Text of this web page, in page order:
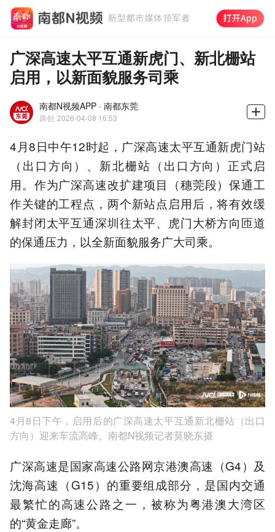
广深高速太平互通新虎门、新北栅站
启用，以新面貌服务司乘
南都N视频APP · 南都东莞
原创 2026-04-08 16:53
4月8日中午12时起，广深高速太平互通新虎门站
（出口方向）、新北栅站（出口方向）正式启
用。作为广深高速改扩建项目（穗莞段）保通工
作关键的工程点，两个新站点启用后，将有效缓
解封闭太平互通深圳往太平、虎门大桥方向匝道
的保通压力，以全新面貌服务广大司乘。
4月8日下午，启用后的广深高速太平互通新北栅站（出口
方向）迎来车流高峰。南都N视频记者莫晓东摄
广深高速是国家高速公路网京港澳高速（G4）及
沈海高速（G15）的重要组成部分，是国内交通
最繁忙的高速公路之一，被称为粤港澳大湾区
的“黄金走廊”。